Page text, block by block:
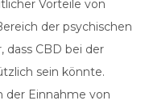
Vorteile von
der psychischen
dass CBD bei der
sein könnte.
der Einnahme von